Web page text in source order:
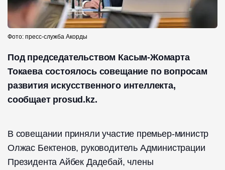
Фото: пресс-служба Акорды
Под председательством Касым-Жомарта
Токаева состоялось совещание по вопросам
развития искусственного интеллекта,
сообщает prosud.kz.
В совещании приняли участие премьер-министр
Олжас Бектенов, руководитель Администрации
Президента Айбек Дадебай, члены